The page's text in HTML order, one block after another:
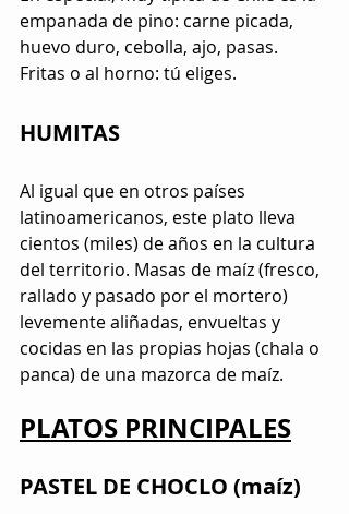
empanada de pino: carne picada,
huevo duro, cebolla, ajo, pasas.
Fritas o al horno: tú eliges.
HUMITAS
Al igual que en otros países
latinoamericanos, este plato lleva
cientos (miles) de años en la cultura
del territorio. Masas de maíz (fresco,
rallado y pasado por el mortero)
levemente aliñadas, envueltas y
cocidas en las propias hojas (chala o
panca) de una mazorca de maíz.
PLATOS PRINCIPALES
PASTEL DE CHOCLO (maíz)